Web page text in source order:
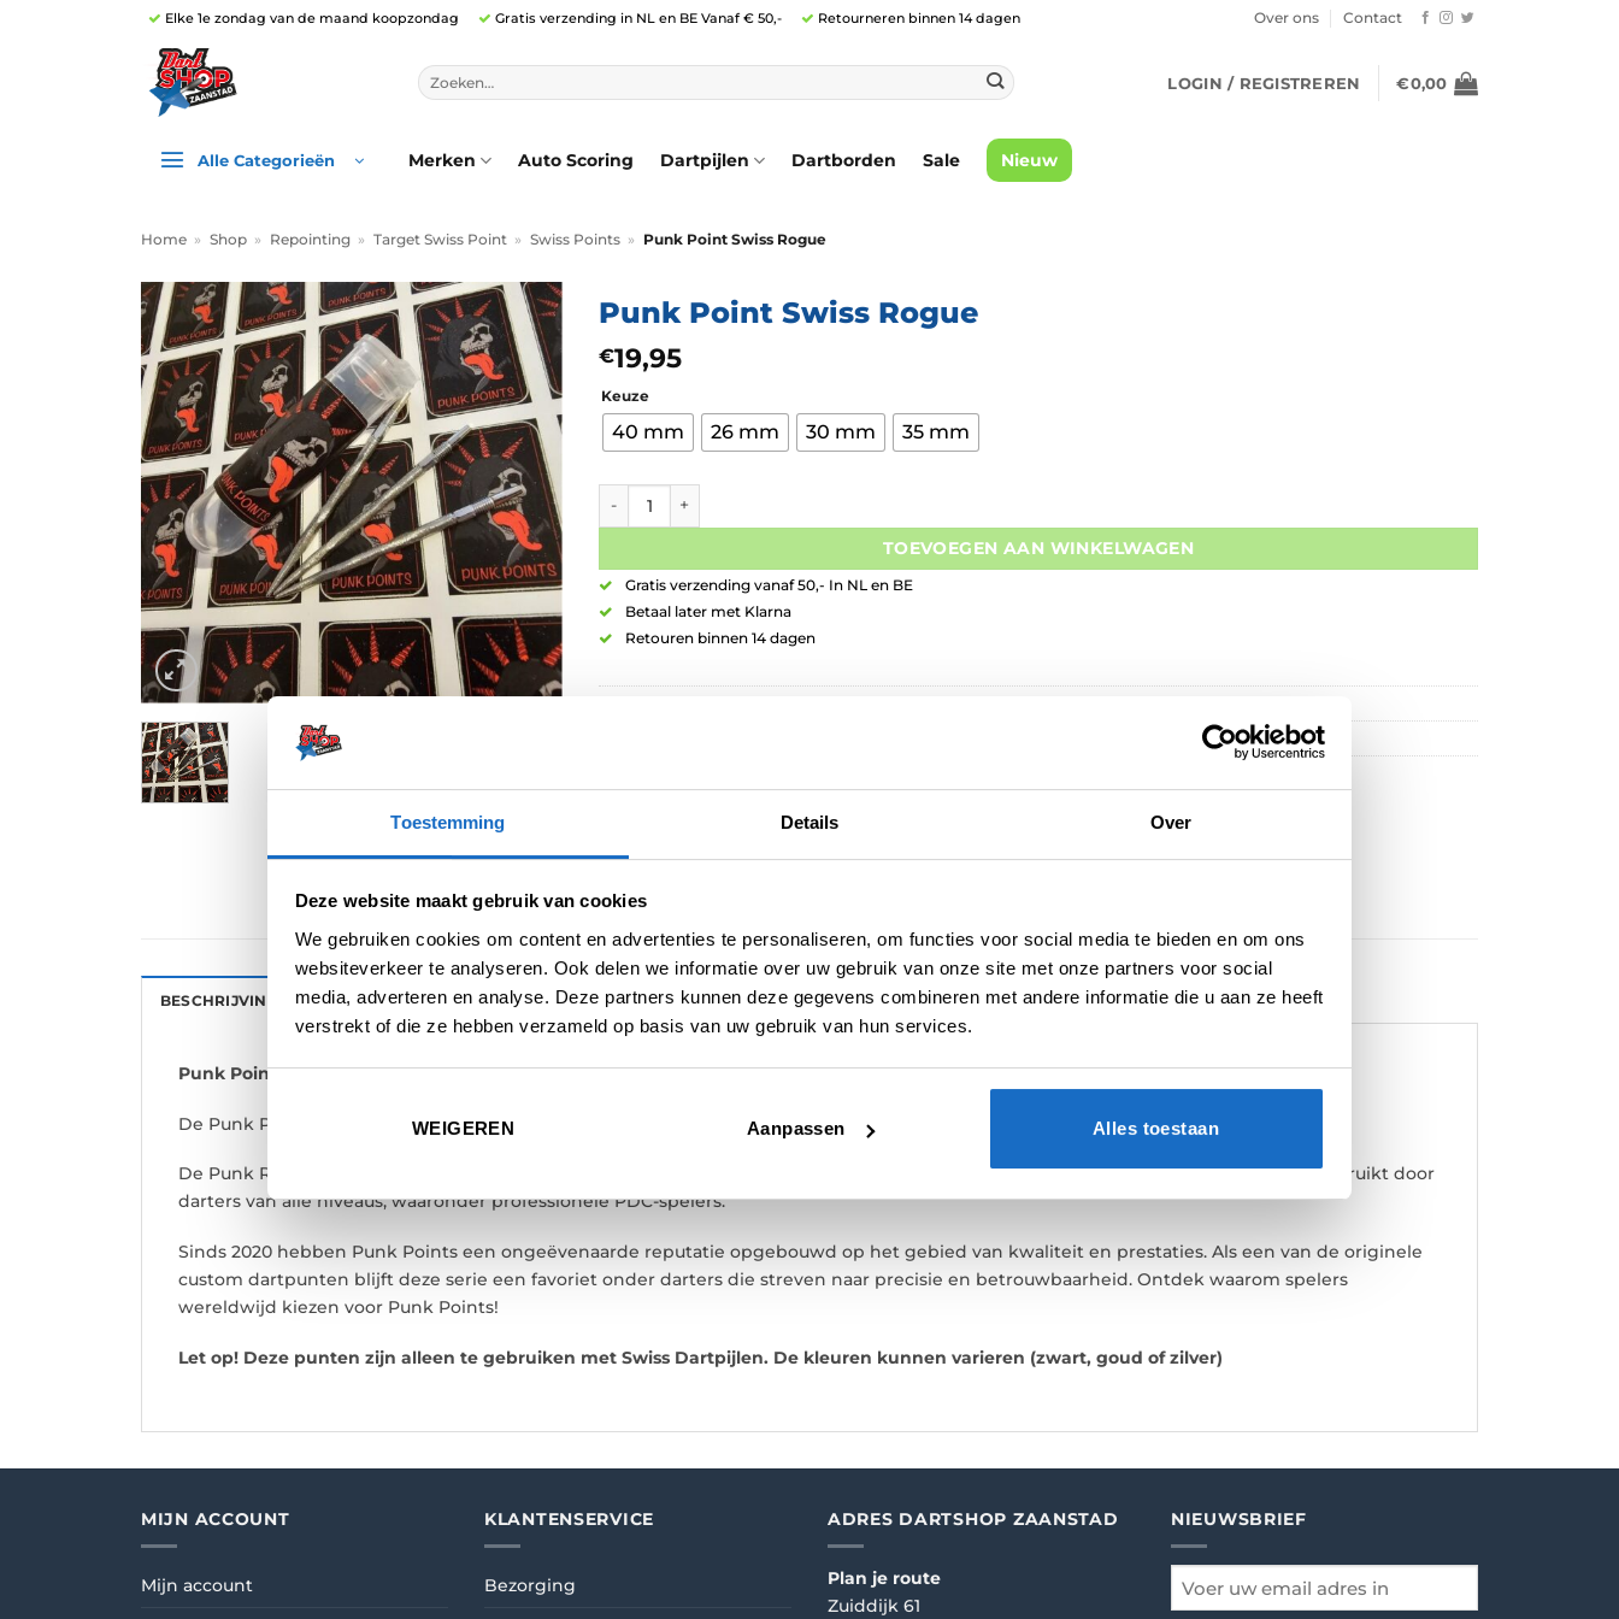
Toestemming Details Over
Deze website maakt gebruik van cookies
We gebruiken cookies om content en advertenties te personaliseren, om functies voor social media te bieden en om ons
websiteverkeer te analyseren. Ook delen we informatie over uw gebruik van onze site met onze partners voor social
media, adverteren en analyse. Deze partners kunnen deze gegevens combineren met andere informatie die u aan ze heeft
verstrekt of die ze hebben verzameld op basis van uw gebruik van hun services.
WEIGEREN Aanpassen Alles toestaan
Elke 1e zondag van de maand koopzondag Gratis verzending in NL en BE Vanaf € 50,- Retourneren binnen 14 dagen Over ons Contact
Zoeken
naar:
LOGIN / REGISTREREN €0,00
Alle Categorieën Merken Auto Scoring Dartpijlen Dartborden Sale Nieuw
Home » Shop » Repointing » Target Swiss Point » Swiss Points » Punk Point Swiss Rogue
Punk Point Swiss Rogue
€19,95
Keuze
40 mm 26 mm 30 mm 35 mm
TOEVOEGEN AAN WINKELWAGEN
Gratis verzending vanaf 50,- In NL en BE
Betaal later met Klarna
Retouren binnen 14 dagen
BESCHRIJVING AANVULLENDE INFORMATIE BEOORDELINGEN (0)
Punk Points Swiss – Rogue
De Punk Points-serie is uitgebreid met de Swiss-variant.
De Punk Rogue is voorzien van de kenmerkende Anarchist grip, die over de gehele lengte van de punt loopt. Dit ontwerp wordt gebruikt door
darters van alle niveaus, waaronder professionele PDC-spelers.
Sinds 2020 hebben Punk Points een ongeëvenaarde reputatie opgebouwd op het gebied van kwaliteit en prestaties. Als een van de originele
custom dartpunten blijft deze serie een favoriet onder darters die streven naar precisie en betrouwbaarheid. Ontdek waarom spelers
wereldwijd kiezen voor Punk Points!
Let op! Deze punten zijn alleen te gebruiken met Swiss Dartpijlen. De kleuren kunnen varieren (zwart, goud of zilver)
MIJN ACCOUNT
Mijn account
KLANTENSERVICE
Bezorging
ADRES DARTSHOP ZAANSTAD
Plan je route
Zuiddijk 61
NIEUWSBRIEF
email
*